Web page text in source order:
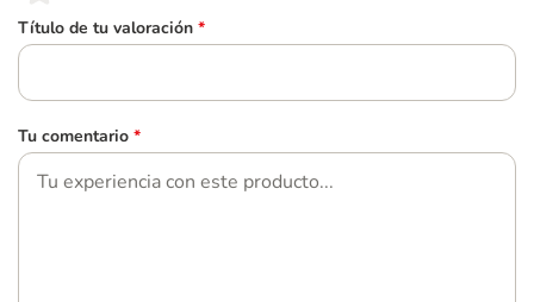
Título de tu valoración *
Tu comentario *